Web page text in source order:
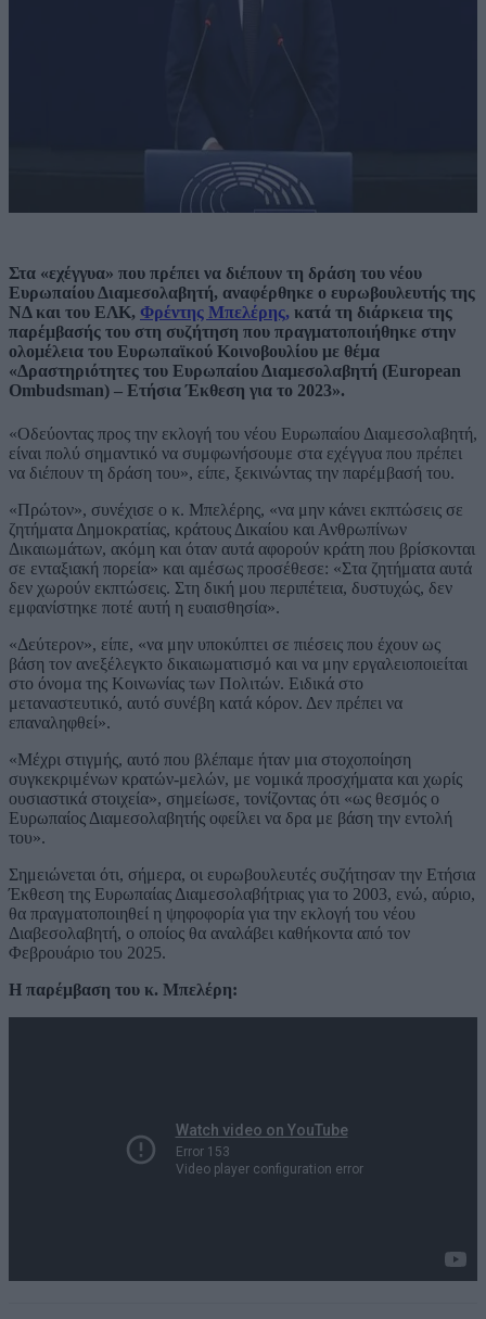
Στα «εχέγγυα» που πρέπει να διέπουν τη δράση του νέου
Ευρωπαίου Διαμεσολαβητή, αναφέρθηκε ο ευρωβουλευτής της
ΝΔ και του ΕΛΚ, Φρέντης Μπελέρης, κατά τη διάρκεια της
παρέμβασής του στη συζήτηση που πραγματοποιήθηκε στην
oλομέλεια του Ευρωπαϊκού Κοινοβουλίου με θέμα
«Δραστηριότητες του Ευρωπαίου Διαμεσολαβητή (European
Ombudsman) – Ετήσια Έκθεση για το 2023».
«Οδεύοντας προς την εκλογή του νέου Ευρωπαίου Διαμεσολαβητή,
είναι πολύ σημαντικό να συμφωνήσουμε στα εχέγγυα που πρέπει
να διέπουν τη δράση του», είπε, ξεκινώντας την παρέμβασή του.
«Πρώτον», συνέχισε ο κ. Μπελέρης, «να μην κάνει εκπτώσεις σε
ζητήματα Δημοκρατίας, κράτους Δικαίου και Ανθρωπίνων
Δικαιωμάτων, ακόμη και όταν αυτά αφορούν κράτη που βρίσκονται
σε ενταξιακή πορεία» και αμέσως προσέθεσε: «Στα ζητήματα αυτά
δεν χωρούν εκπτώσεις. Στη δική μου περιπέτεια, δυστυχώς, δεν
εμφανίστηκε ποτέ αυτή η ευαισθησία».
«Δεύτερον», είπε, «να μην υποκύπτει σε πιέσεις που έχουν ως
βάση τον ανεξέλεγκτο δικαιωματισμό και να μην εργαλειοποιείται
στο όνομα της Κοινωνίας των Πολιτών. Ειδικά στο
μεταναστευτικό, αυτό συνέβη κατά κόρον. Δεν πρέπει να
επαναληφθεί».
«Μέχρι στιγμής, αυτό που βλέπαμε ήταν μια στοχοποίηση
συγκεκριμένων κρατών-μελών, με νομικά προσχήματα και χωρίς
ουσιαστικά στοιχεία», σημείωσε, τονίζοντας ότι «ως θεσμός ο
Ευρωπαίος Διαμεσολαβητής οφείλει να δρα με βάση την εντολή
του».
Σημειώνεται ότι, σήμερα, οι ευρωβουλευτές συζήτησαν την Ετήσια
Έκθεση της Ευρωπαίας Διαμεσολαβήτριας για το 2003, ενώ, αύριο,
θα πραγματοποιηθεί η ψηφοφορία για την εκλογή του νέου
Διαβεσολαβητή, ο οποίος θα αναλάβει καθήκοντα από τον
Φεβρουάριο του 2025.
Η παρέμβαση του κ. Μπελέρη: